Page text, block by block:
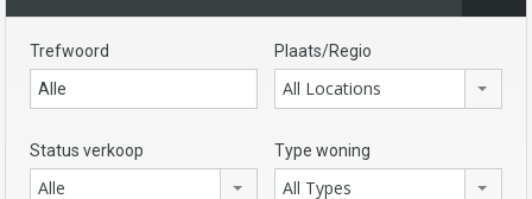
Trefwoord Plaats/Regio
All Locations
Status verkoop
Alle
Type woning
All Types